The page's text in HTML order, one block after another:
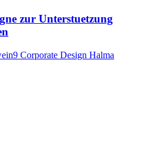
zur Unterstuetzung